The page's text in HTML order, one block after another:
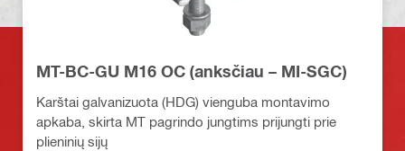
MT-BC-GU M16 OC (anksčiau – MI-SGC)
Karštai galvanizuota (HDG) vienguba montavimo
apkaba, skirta MT pagrindo jungtims prijungti prie
plieninių sijų